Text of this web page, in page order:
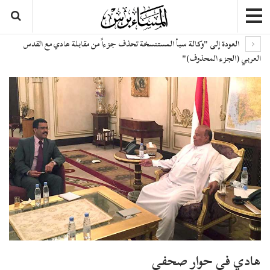
العودة إلى "وكالة سبأ المستنسخة تحذف جزءاً من مقابلة هادي مع القدس
العربي (الجزء المحذوف)"
هادي في حوار صحفي